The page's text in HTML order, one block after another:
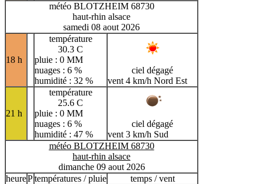
météo BLOTZHEIM 68730
haut-rhin alsace
samedi 08 aout 2026
18 h
température
30.3 C
pluie : 0 MM
nuages : 6 %
humidité : 32 %
ciel dégagé
vent 4 km/h Nord Est
21 h
température
25.6 C
pluie : 0 MM
nuages : 6 %
humidité : 47 %
ciel dégagé
vent 3 km/h Sud
météo BLOTZHEIM 68730
haut-rhin alsace
dimanche 09 aout 2026
heurePtempératures / pluie temps / vent